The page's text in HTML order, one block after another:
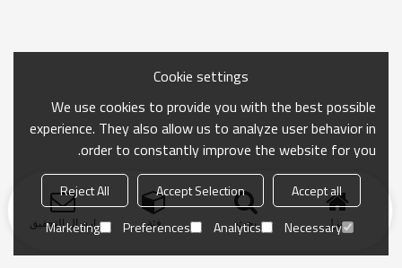
منزل بحث فئة ارسال التحقيق
Cookie settings
We use cookies to provide you with the best possible
experience. They also allow us to analyze user behavior in
order to constantly improve the website for you.
Accept all
Accept Selection
Reject All
Necessary
Analytics
Preferences
Marketing